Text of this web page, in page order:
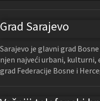
Grad Sarajevo
Sarajevo je glavni grad
njen najveći urbani,
grad Federacije Bosne i